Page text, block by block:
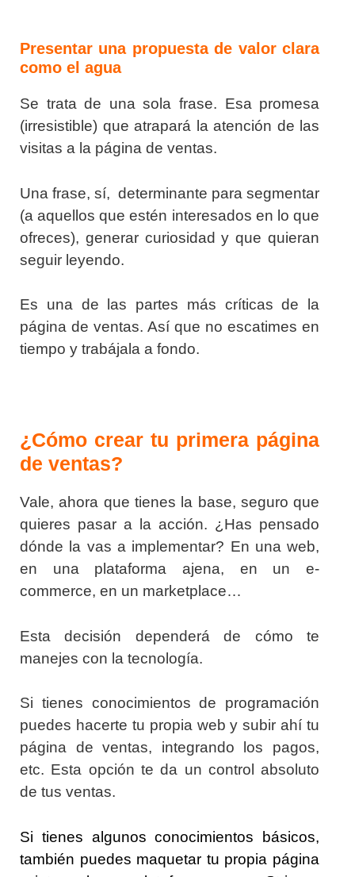
Presentar una propuesta de valor clara
como el agua
Se trata de una sola frase. Esa promesa
(irresistible) que atrapará la atención de las
visitas a la página de ventas.
Una frase, sí, determinante para segmentar
(a aquellos que estén interesados en lo que
ofreces), generar curiosidad y que quieran
seguir leyendo.
Es una de las partes más críticas de la
página de ventas. Así que no escatimes en
tiempo y trabájala a fondo.
¿Cómo crear tu primera página
de ventas?
Vale, ahora que tienes la base, seguro que
quieres pasar a la acción. ¿Has pensado
dónde la vas a implementar? En una web,
en una plataforma ajena, en un e-
commerce, en un marketplace…
Esta decisión dependerá de cómo te
manejes con la tecnología.
Si tienes conocimientos de programación
puedes hacerte tu propia web y subir ahí tu
página de ventas, integrando los pagos,
etc. Esta opción te da un control absoluto
de tus ventas.
Si tienes algunos conocimientos básicos,
también puedes maquetar tu propia página